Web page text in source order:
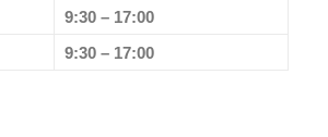
9:30 – 17:00
9:30 – 17:00